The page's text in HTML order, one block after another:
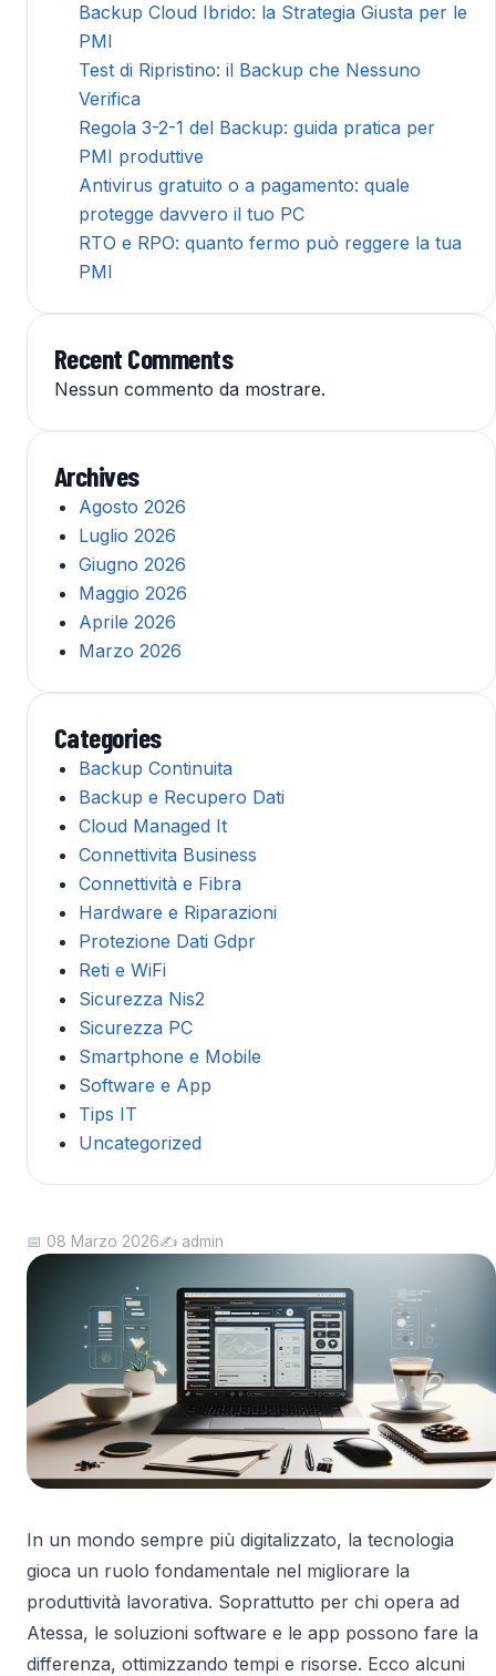
📅 08 Marzo 2026✍️ admin
In un mondo sempre più digitalizzato, la tecnologia
gioca un ruolo fondamentale nel migliorare la
produttività lavorativa. Soprattutto per chi opera ad
Atessa, le soluzioni software e le app possono fare la
differenza, ottimizzando tempi e risorse. Ecco alcuni
Backup Cloud Ibrido: la Strategia Giusta per le
PMI
Test di Ripristino: il Backup che Nessuno
Verifica
Regola 3-2-1 del Backup: guida pratica per
PMI produttive
Antivirus gratuito o a pagamento: quale
protegge davvero il tuo PC
RTO e RPO: quanto fermo può reggere la tua
PMI
Recent Comments
Nessun commento da mostrare.
Archives
Agosto 2026
Luglio 2026
Giugno 2026
Maggio 2026
Aprile 2026
Marzo 2026
Categories
Backup Continuita
Backup e Recupero Dati
Cloud Managed It
Connettivita Business
Connettività e Fibra
Hardware e Riparazioni
Protezione Dati Gdpr
Reti e WiFi
Sicurezza Nis2
Sicurezza PC
Smartphone e Mobile
Software e App
Tips IT
Uncategorized